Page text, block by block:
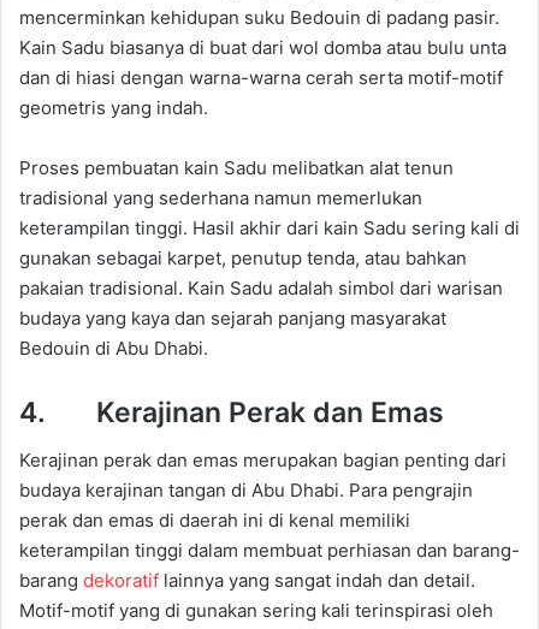
mencerminkan kehidupan suku Bedouin di padang pasir.
Kain Sadu biasanya di buat dari wol domba atau bulu unta
dan di hiasi dengan warna-warna cerah serta motif-motif
geometris yang indah.
Proses pembuatan kain Sadu melibatkan alat tenun
tradisional yang sederhana namun memerlukan
keterampilan tinggi. Hasil akhir dari kain Sadu sering kali di
gunakan sebagai karpet, penutup tenda, atau bahkan
pakaian tradisional. Kain Sadu adalah simbol dari warisan
budaya yang kaya dan sejarah panjang masyarakat
Bedouin di Abu Dhabi.
4. Kerajinan Perak dan Emas
Kerajinan perak dan emas merupakan bagian penting dari
budaya kerajinan tangan di Abu Dhabi. Para pengrajin
perak dan emas di daerah ini di kenal memiliki
keterampilan tinggi dalam membuat perhiasan dan barang-
barang dekoratif lainnya yang sangat indah dan detail.
Motif-motif yang di gunakan sering kali terinspirasi oleh